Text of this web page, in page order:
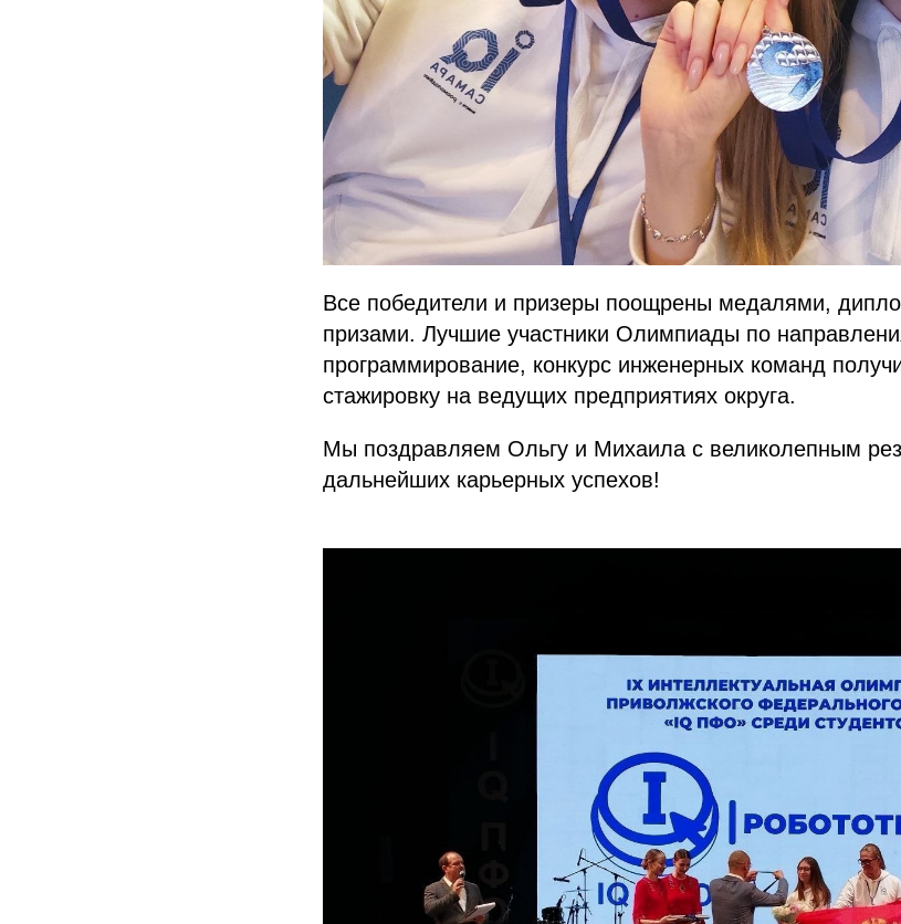
Все победители и призеры поощрены медалями,
призами. Лучшие участники Олимпиады по
программирование, конкурс инженерных команд
стажировку на ведущих предприятиях округа.
Мы поздравляем Ольгу и Михаила с великолепным
дальнейших карьерных успехов!